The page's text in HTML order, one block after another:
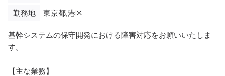
勤務地 東京都,港区
基幹システムの保守開発における障害対応をお願いいたしま
す。
【主な業務】